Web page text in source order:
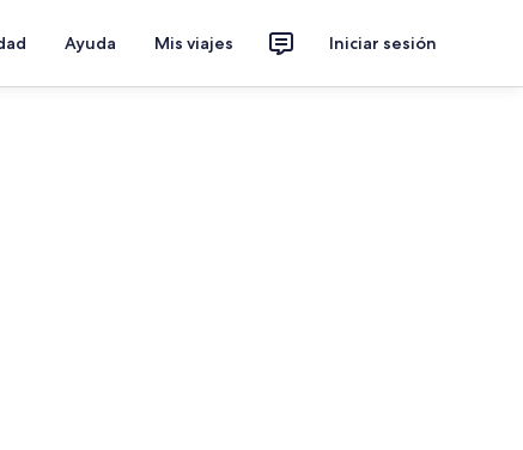
Ayuda Mis viajes Iniciar sesión